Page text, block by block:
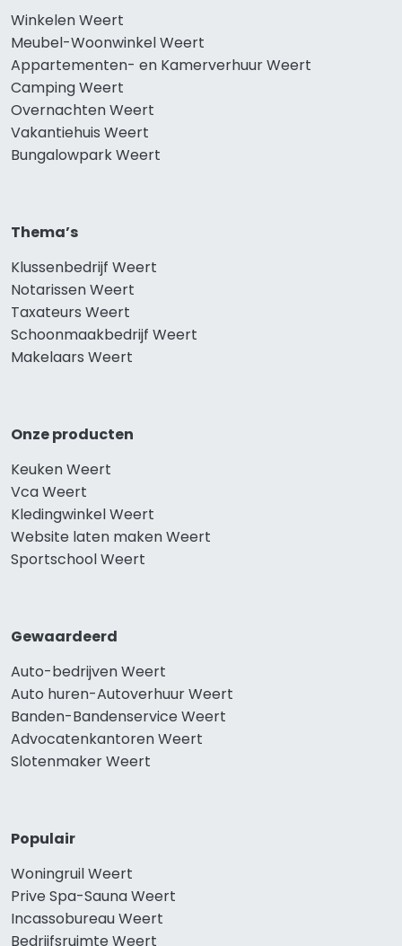
Winkelen Weert
Meubel-Woonwinkel Weert
Appartementen- en Kamerverhuur Weert
Camping Weert
Overnachten Weert
Vakantiehuis Weert
Bungalowpark Weert
Thema’s
Klussenbedrijf Weert
Notarissen Weert
Taxateurs Weert
Schoonmaakbedrijf Weert
Makelaars Weert
Onze producten
Keuken Weert
Vca Weert
Kledingwinkel Weert
Website laten maken Weert
Sportschool Weert
Gewaardeerd
Auto-bedrijven Weert
Auto huren-Autoverhuur Weert
Banden-Bandenservice Weert
Advocatenkantoren Weert
Slotenmaker Weert
Populair
Woningruil Weert
Prive Spa-Sauna Weert
Incassobureau Weert
Bedrijfsruimte Weert